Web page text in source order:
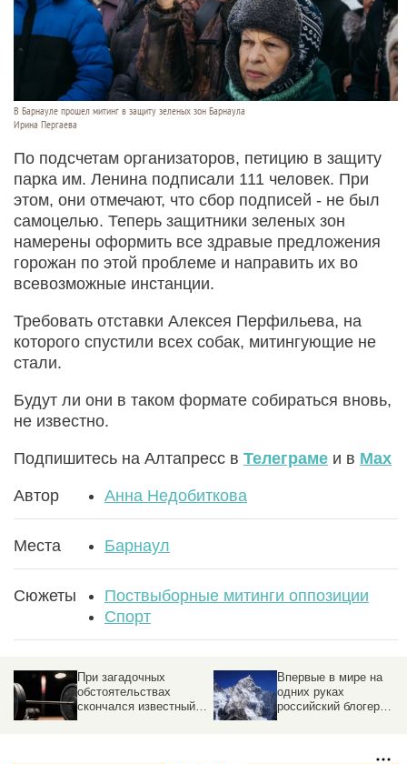
В Барнауле прошел митинг в защиту зеленых зон Барнаула
Ирина Пергаева
По подсчетам организаторов, петицию в защиту
парка им. Ленина подписали 111 человек. При
этом, они отмечают, что сбор подписей - не был
самоцелью. Теперь защитники зеленых зон
намерены оформить все здравые предложения
горожан по этой проблеме и направить их во
всевозможные инстанции.
Требовать отставки Алексея Перфильева, на
которого спустили всех собак, митингующие не
стали.
Будут ли они в таком формате собираться вновь,
не известно.
Подпишитесь на Алтапресс в Телеграме и в Max
Автор Анна Недобиткова
Места Барнаул
Сюжеты
Поствыборные митинги оппозиции
Спорт
Впервые в мире на
одних руках
российский блогер
В парке Барнаула
построят бесплатный
беговой центр